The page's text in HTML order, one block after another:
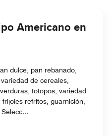
Americano en
dulce, pan rebanado,
de cereales,
totopos, variedad
refritos, guarnición,